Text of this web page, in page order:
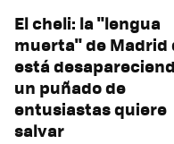
El cheli: la "lengua
muerta" de Madrid
está
un puñado de
entusiastas quiere
salvar